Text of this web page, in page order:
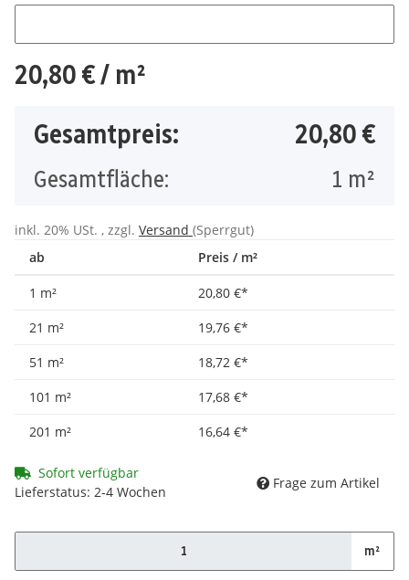
20,80 €/ m²
Gesamtpreis:
20,80 €
Gesamtfläche: 1 m²
inkl. 20% USt. , zzgl. Versand (Sperrgut)
ab
Preis / m²
1 m² 20,80 €*
21 m²
19,76 €*
51 m²
18,72 €*
101 m²
17,68 €*
201 m²
16,64 €*
Sofort verfügbar
Lieferstatus: 2-4 Wochen
Frage zum Artikel
m²